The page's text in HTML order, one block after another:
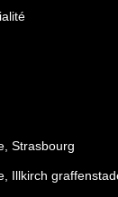
Strasbourg
Illkirch